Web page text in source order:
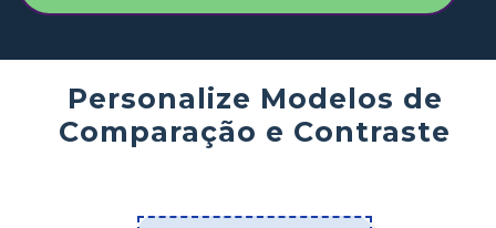
Personalize Modelos de
Comparação e Contraste